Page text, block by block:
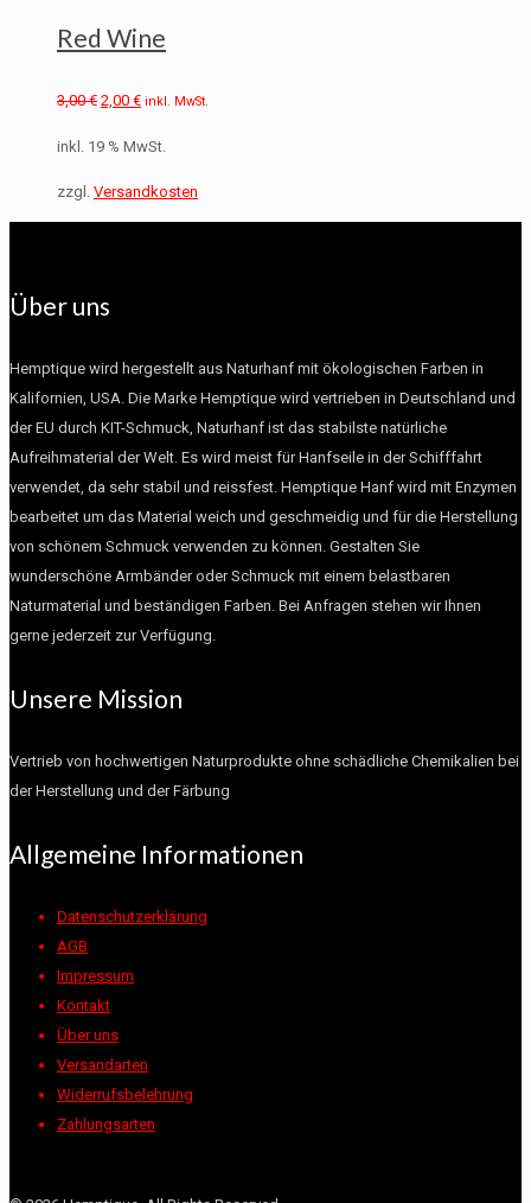
Red Wine
3,00€ 2,00 € inkl. MwSt.
inkl. 19 % MwSt.
zzgl. Versandkosten
Über uns
Hemptique wird hergestellt aus Naturhanf mit ökologischen Farben in
Kalifornien, USA. Die Marke Hemptique wird vertrieben in Deutschland und
der EU durch KIT-Schmuck, Naturhanf ist das stabilste natürliche
Aufreihmaterial der Welt. Es wird meist für Hanfseile in der Schifffahrt
verwendet, da sehr stabil und reissfest. Hemptique Hanf wird mit Enzymen
bearbeitet um das Material weich und geschmeidig und für die Herstellung
von schönem Schmuck verwenden zu können. Gestalten Sie
wunderschöne Armbänder oder Schmuck mit einem belastbaren
Naturmaterial und beständigen Farben. Bei Anfragen stehen wir Ihnen
gerne jederzeit zur Verfügung.
Unsere Mission
Vertrieb von hochwertigen Naturprodukte ohne schädliche Chemikalien bei
der Herstellung und der Färbung
Allgemeine Informationen
Datenschutzerklärung
AGB
Impressum
Kontakt
Über uns
Versandarten
Widerrufsbelehrung
Zahlungsarten